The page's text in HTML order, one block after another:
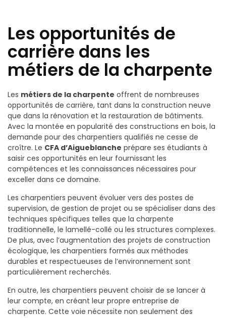
Les opportunités de
carrière dans les
métiers de la charpente
Les métiers de la charpente offrent de nombreuses
opportunités de carrière, tant dans la construction neuve
que dans la rénovation et la restauration de bâtiments.
Avec la montée en popularité des constructions en bois, la
demande pour des charpentiers qualifiés ne cesse de
croître. Le CFA d’Aigueblanche prépare ses étudiants à
saisir ces opportunités en leur fournissant les
compétences et les connaissances nécessaires pour
exceller dans ce domaine.
Les charpentiers peuvent évoluer vers des postes de
supervision, de gestion de projet ou se spécialiser dans des
techniques spécifiques telles que la charpente
traditionnelle, le lamellé-collé ou les structures complexes.
De plus, avec l’augmentation des projets de construction
écologique, les charpentiers formés aux méthodes
durables et respectueuses de l’environnement sont
particulièrement recherchés.
En outre, les charpentiers peuvent choisir de se lancer à
leur compte, en créant leur propre entreprise de
charpente. Cette voie nécessite non seulement des